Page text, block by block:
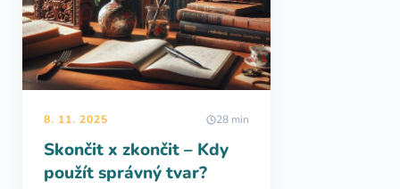
8. 11. 2025 28 min
Skončit x zkončit – Kdy
použít správný tvar?